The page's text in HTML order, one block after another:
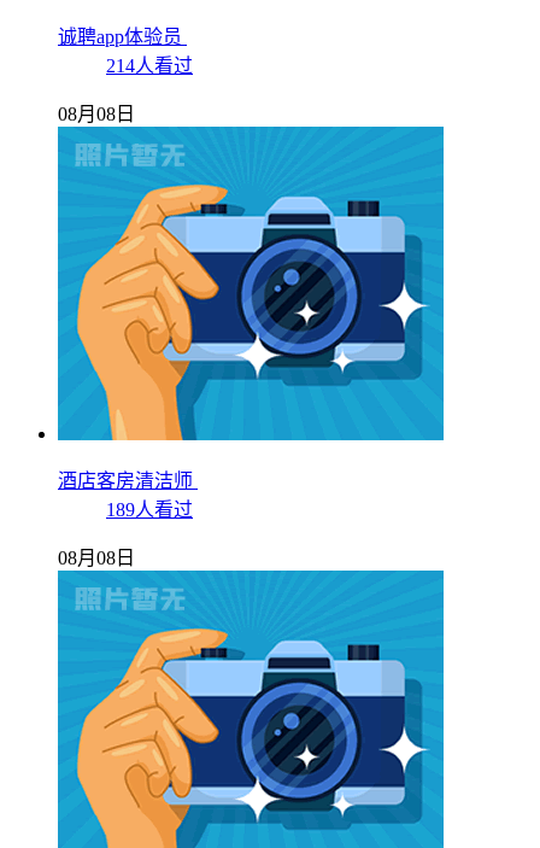
诚聘app体验员
214人看过
08月08日
酒店客房清洁师
189人看过
08月08日